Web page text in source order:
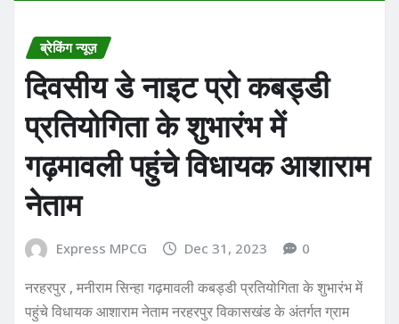
ब्रेकिंग न्यूज़
दिवसीय डे नाइट प्रो कबड्डी
प्रतियोगिता के शुभारंभ में
गढ़मावली पहुंचे विधायक आशाराम
नेताम
Express MPCG Dec 31, 2023 0
नरहरपुर , मनीराम सिन्हा गढ़मावली कबड्डी प्रतियोगिता के शुभारंभ में
पहुंचे विधायक आशाराम नेताम नरहरपुर विकासखंड के अंतर्गत ग्राम